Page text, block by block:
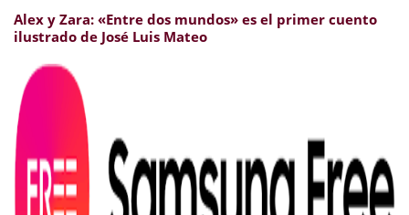
Alex y Zara: «Entre dos mundos» es el primer cuento
ilustrado de José Luis Mateo